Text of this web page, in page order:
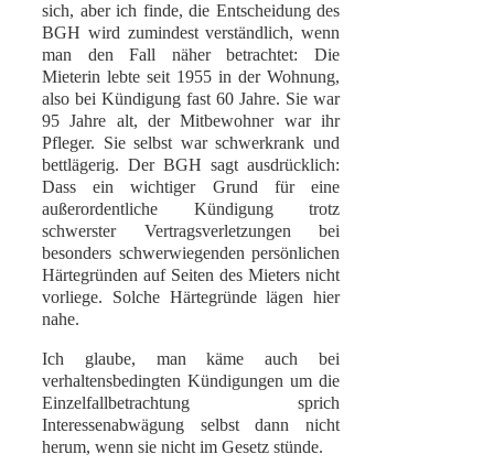
sich, aber ich finde, die Entscheidung des
BGH wird zumindest verständlich, wenn
man den Fall näher betrachtet: Die
Mieterin lebte seit 1955 in der Wohnung,
also bei Kündigung fast 60 Jahre. Sie war
95 Jahre alt, der Mitbewohner war ihr
Pfleger. Sie selbst war schwerkrank und
bettlägerig. Der BGH sagt ausdrücklich:
Dass ein wichtiger Grund für eine
außerordentliche Kündigung trotz
schwerster Vertragsverletzungen bei
besonders schwerwiegenden persönlichen
Härtegründen auf Seiten des Mieters nicht
vorliege. Solche Härtegründe lägen hier
nahe.
Ich glaube, man käme auch bei
verhaltensbedingten Kündigungen um die
Einzelfallbetrachtung sprich
Interessenabwägung selbst dann nicht
herum, wenn sie nicht im Gesetz stünde.